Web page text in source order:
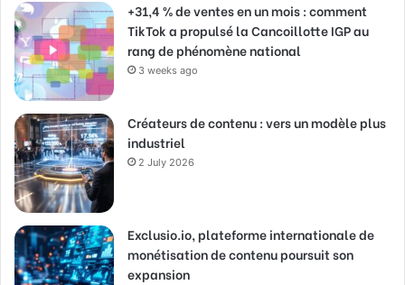
+31,4 % de ventes en un mois : comment
TikTok a propulsé la Cancoillotte IGP au
rang de phénomène national
3 weeks ago
Créateurs de contenu : vers un modèle plus
industriel
2 July 2026
Exclusio.io, plateforme internationale de
monétisation de contenu poursuit son
expansion